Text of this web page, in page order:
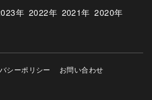
年 2022年 2021年 2020年
シーポリシー お問い合わせ